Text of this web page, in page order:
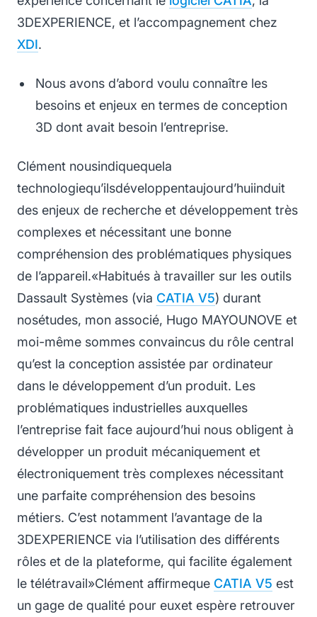
3DEXPERIENCE, et l’accompagnement chez
XDI.
Nous avons d’abord voulu connaître les
besoins et enjeux en termes de conception
3D dont avait besoin l’entreprise.
Clément nousindiquequela
technologiequ’ilsdéveloppentaujourd’huiinduit
des enjeux de recherche et développement très
complexes et nécessitant une bonne
compréhension des problématiques physiques
de l’appareil.«Habitués à travailler sur les outils
Dassault Systèmes (via CATIA V5) durant
nosétudes, mon associé, Hugo MAYOUNOVE et
moi-même sommes convaincus du rôle central
qu’est la conception assistée par ordinateur
dans le développement d’un produit. Les
problématiques industrielles auxquelles
l’entreprise fait face aujourd’hui nous obligent à
développer un produit mécaniquement et
électroniquement très complexes nécessitant
une parfaite compréhension des besoins
métiers. C’est notamment l’avantage de la
3DEXPERIENCE via l’utilisation des différents
rôles et de la plateforme, qui facilite également
le télétravail»Clément affirmeque CATIA V5 est
un gage de qualité pour euxet espère retrouver